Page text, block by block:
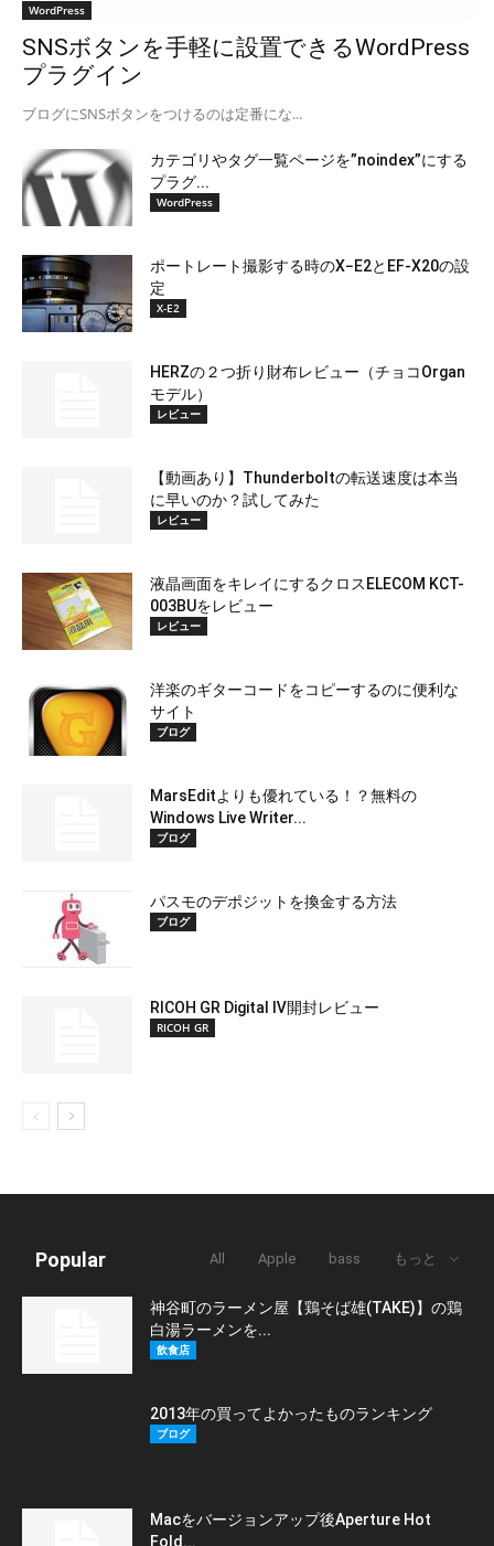
WordPress
SNSボタンを手軽に設置できるWordPress
プラグイン
ブログにSNSボタンをつけるのは定番にな...
カテゴリやタグ一覧ページを”noindex”にする
プラグ...
WordPress
ポートレート撮影する時のX−E2とEF-X20の設
定
X-E2
HERZの２つ折り財布レビュー（チョコOrgan
モデル）
レビュー
【動画あり】Thunderboltの転送速度は本当
に早いのか？試してみた
レビュー
液晶画面をキレイにするクロスELECOM KCT-
003BUをレビュー
レビュー
洋楽のギターコードをコピーするのに便利な
サイト
ブログ
MarsEditよりも優れている！？無料の
Windows Live Writer...
ブログ
パスモのデポジットを換金する方法
ブログ
RICOH GR Digital Ⅳ開封レビュー
RICOH GR
Popular All Apple bass もっと
神谷町のラーメン屋【鶏そば雄(TAKE)】の鶏
白湯ラーメンを...
飲食店
2013年の買ってよかったものランキング
ブログ
Macをバージョンアップ後Aperture Hot
Fold...